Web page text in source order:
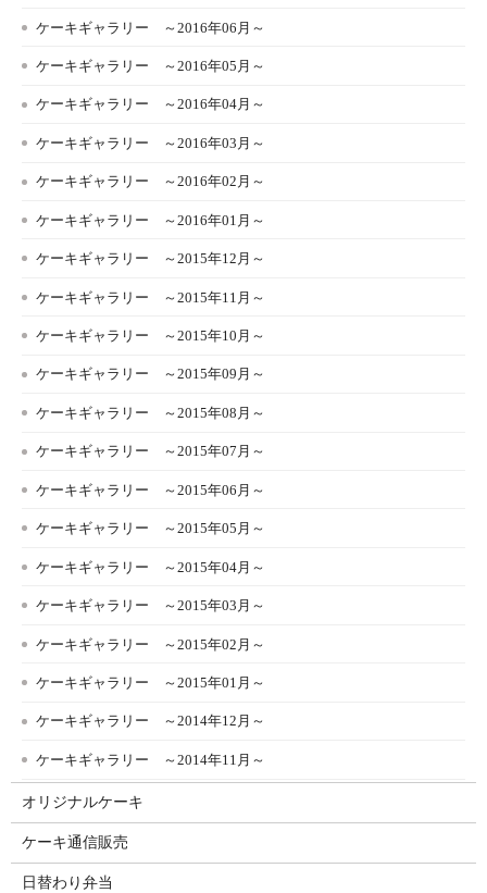
ケーキギャラリー ～2016年06月～
ケーキギャラリー ～2016年05月～
ケーキギャラリー ～2016年04月～
ケーキギャラリー ～2016年03月～
ケーキギャラリー ～2016年02月～
ケーキギャラリー ～2016年01月～
ケーキギャラリー ～2015年12月～
ケーキギャラリー ～2015年11月～
ケーキギャラリー ～2015年10月～
ケーキギャラリー ～2015年09月～
ケーキギャラリー ～2015年08月～
ケーキギャラリー ～2015年07月～
ケーキギャラリー ～2015年06月～
ケーキギャラリー ～2015年05月～
ケーキギャラリー ～2015年04月～
ケーキギャラリー ～2015年03月～
ケーキギャラリー ～2015年02月～
ケーキギャラリー ～2015年01月～
ケーキギャラリー ～2014年12月～
ケーキギャラリー ～2014年11月～
オリジナルケーキ
ケーキ通信販売
日替わり弁当